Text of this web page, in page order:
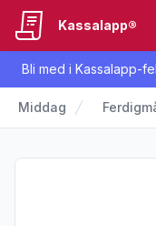
Bli med i Kassalapp-
Kassalapp®
Middag